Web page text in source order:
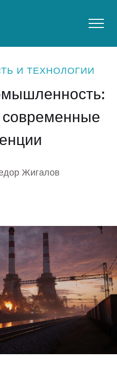
И ТЕХНОЛОГИИ
Жигалов